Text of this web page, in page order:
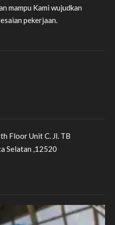
mampu Kami wujudkan
pekerjaan.
Floor Unit C. Jl. TB
Selatan ,12520